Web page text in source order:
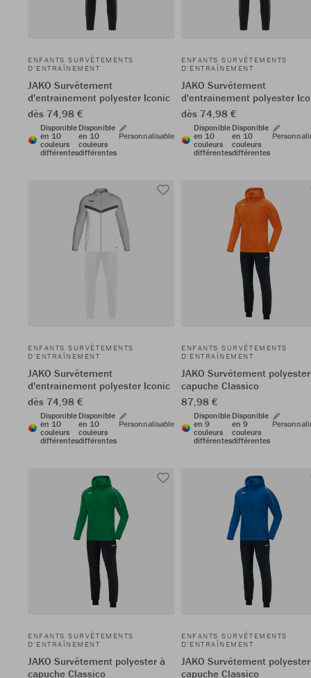
ENFANTS SURVÊTEMENTS
D'ENTRAÎNEMENT
JAKO Survêtement
d'entrainement polyester Iconic
dès 74,98 €
Disponible
en 10
couleurs
différentes
Disponible
en 10
couleurs
différentes
Personnalisable
ENFANTS SURVÊTEMENTS
D'ENTRAÎNEMENT
JAKO Survêtement
d'entrainement polyester
dès 74,98 €
Disponible
en 10
couleurs
différentes
Disponible
en 10
couleurs
différentes
ENFANTS SURVÊTEMENTS
D'ENTRAÎNEMENT
JAKO Survêtement
d'entrainement polyester Iconic
dès 74,98 €
Disponible
en 10
couleurs
différentes
Disponible
en 10
couleurs
différentes
Personnalisable
ENFANTS SURVÊTEMENTS
D'ENTRAÎNEMENT
JAKO Survêtement
capuche Classico
87,98 €
Disponible
en 9
couleurs
différentes
Disponible
en 9
couleurs
différentes
ENFANTS SURVÊTEMENTS
D'ENTRAÎNEMENT
JAKO Survêtement polyester à
capuche Classico
ENFANTS SURVÊTEMENTS
D'ENTRAÎNEMENT
JAKO Survêtement
capuche Classico